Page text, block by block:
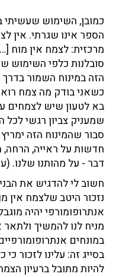
כמובן, השימוש שעשיתי
הספר אינו שגרתי. אין
מרכזית: לצמח אין מוח
סובלנות כלפי השימוש
הזה במינוח השמור
כשאני בודק מה צמח
בא לטעון שיש לצמחים
שמעניק צביון רגשי
סבור שהמינוח הזה
חדשות על ראייה, הרחה,
דבר - על מהותנו שלנו. (עמ' 10-
חשוב לי להדגיש את
נזכור היטב שלצמח אין
אנתרופומורפי יהיה
מניח לנו להמשיך
במונחים
בסייג זה: עלינו לזכור כי
להיות מתובל ברעיון הצמח